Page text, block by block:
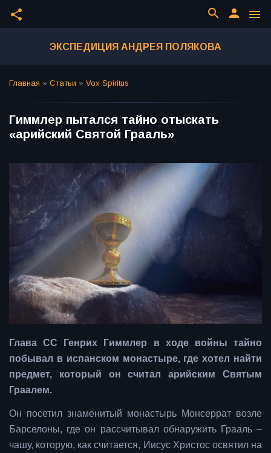
share menu
person
search
ЭКСПЕДИЦИЯ АНДРЕЯ ПОЛЯКОВА
Главная » Статьи » Vox Spiritus
Гиммлер пытался тайно отыскать
«арийский Святой Грааль»
Глава СС Генрих Гиммлер в ходе войны тайно
побывал в испанском монастыре, где хотел найти
предмет, который он считал арийским Святым
Граалем.
Он посетил знаменитый монастырь Монсеррат возле
Барселоны, где он рассчитывал обнаружить Грааль –
чашу, которую, как считается, Иисус Христос освятил на